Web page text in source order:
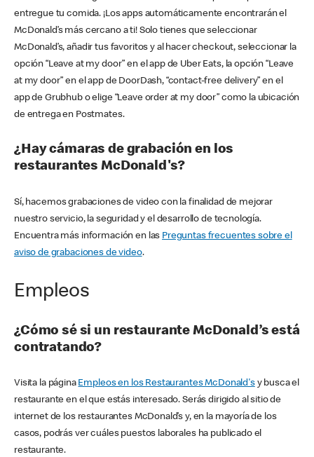
entregue tu comida. ¡Los apps automáticamente encontrarán el
McDonald’s más cercano a ti! Solo tienes que seleccionar
McDonald’s, añadir tus favoritos y al hacer checkout, seleccionar la
opción “Leave at my door” en el app de Uber Eats, la opción “Leave
at my door” en el app de DoorDash, “contact-free delivery” en el
app de Grubhub o elige “Leave order at my door” como la ubicación
de entrega en Postmates.
¿Hay cámaras de grabación en los
restaurantes McDonald's?
Sí, hacemos grabaciones de video con la finalidad de mejorar
nuestro servicio, la seguridad y el desarrollo de tecnología.
Encuentra más información en las Preguntas frecuentes sobre el
aviso de grabaciones de video.
Empleos
¿Cómo sé si un restaurante McDonald’s está
contratando?
Visita la página Empleos en los Restaurantes McDonald'sy busca el
restaurante en el que estás interesado. Serás dirigido al sitio de
internet de los restaurantes McDonald’s y, en la mayoría de los
casos, podrás ver cuáles puestos laborales ha publicado el
restaurante.